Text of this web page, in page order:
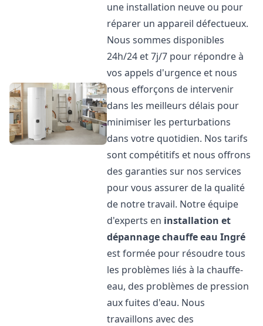
une installation neuve ou pour
réparer un appareil défectueux.
Nous sommes disponibles
24h/24 et 7j/7 pour répondre à
vos appels d'urgence et nous
nous efforçons de intervenir
dans les meilleurs délais pour
minimiser les perturbations
dans votre quotidien. Nos tarifs
sont compétitifs et nous offrons
des garanties sur nos services
pour vous assurer de la qualité
de notre travail. Notre équipe
d'experts en installation et
dépannage chauffe eau Ingré
est formée pour résoudre tous
les problèmes liés à la chauffe-
eau, des problèmes de pression
aux fuites d'eau. Nous
travaillons avec des